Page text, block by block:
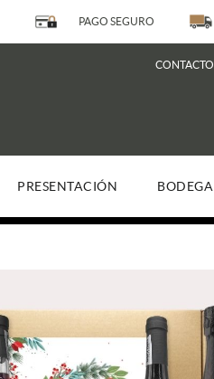
PAGO SEGURO
CONTACTO
PRESENTACIÓN BODEGA